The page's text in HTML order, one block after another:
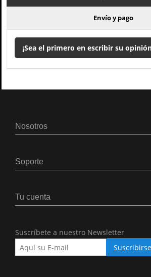
Envío y pago
¡Sea el primero en escribir su
Nosotros
Soporte
Tu cuenta
Suscríbete a nuestro Newsletter